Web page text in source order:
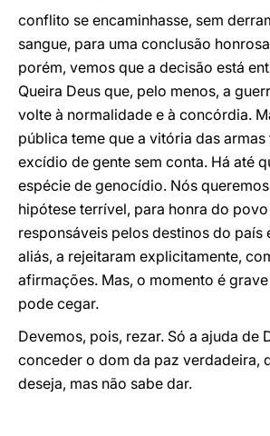
conflito se encaminhasse, sem
sangue, para uma conclusão
porém, vemos que a decisão está
Queira Deus que, pelo menos, a
volte à normalidade e à concórdia.
pública teme que a vitória das
excídio de gente sem conta. Há até
espécie de genocídio. Nós
hipótese terrível, para honra do
responsáveis pelos destinos do país
aliás, a rejeitaram explicitamente,
afirmações. Mas, o momento é
pode cegar.
Devemos, pois, rezar. Só a ajuda de
conceder o dom da paz verdadeira,
deseja, mas não sabe dar.